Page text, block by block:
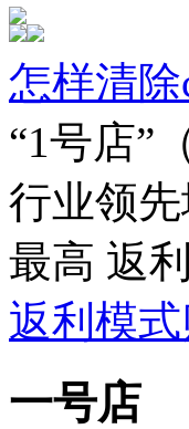
怎样清除
“1号店”
行业领
最高 返利
返利模
一号店